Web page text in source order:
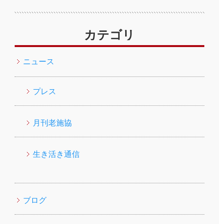
カテゴリ
ニュース
プレス
月刊老施協
生き活き通信
ブログ